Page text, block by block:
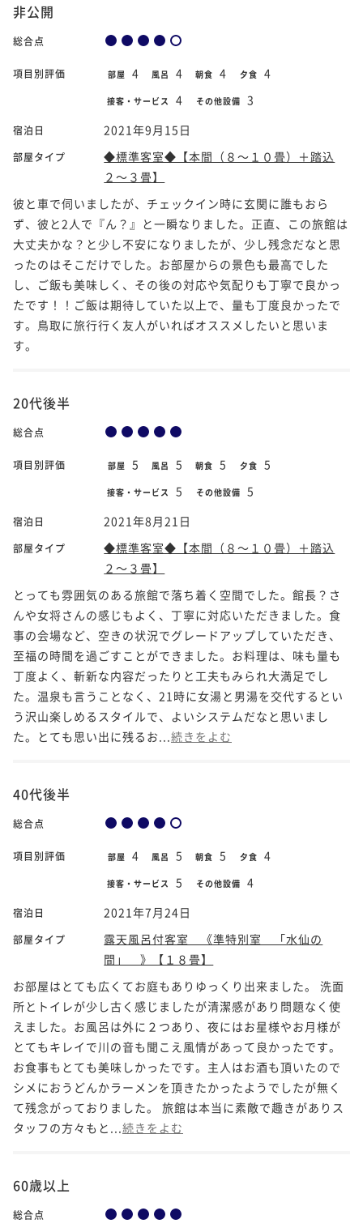
非公開
総合点
項目別評価 部屋 4 風呂 4 朝食 4 夕食 4
接客・サービス 4 その他設備 3
宿泊日 2021年9月15日
部屋タイプ
◆標準客室◆【本間（８～１０畳）＋踏込
２～３畳】
彼と車で伺いましたが、チェックイン時に玄関に誰もおら
ず、彼と2人で『ん？』と一瞬なりました。正直、この旅館は
大丈夫かな？と少し不安になりましたが、少し残念だなと思
ったのはそこだけでした。お部屋からの景色も最高でした
し、ご飯も美味しく、その後の対応や気配りも丁寧で良かっ
たです！！ご飯は期待していた以上で、量も丁度良かったで
す。鳥取に旅行行く友人がいればオススメしたいと思いま
す。
20代後半
総合点
項目別評価 部屋 5 風呂 5 朝食 5 夕食 5
接客・サービス 5 その他設備 5
宿泊日 2021年8月21日
部屋タイプ
◆標準客室◆【本間（８～１０畳）＋踏込
２～３畳】
とっても雰囲気のある旅館で落ち着く空間でした。館長？さ
んや女将さんの感じもよく、丁寧に対応いただきました。食
事の会場など、空きの状況でグレードアップしていただき、
至福の時間を過ごすことができました。お料理は、味も量も
丁度よく、斬新な内容だったりと工夫もみられ大満足でし
た。温泉も言うことなく、21時に女湯と男湯を交代するとい
う沢山楽しめるスタイルで、よいシステムだなと思いまし
た。とても思い出に残るお... 続きをよむ
40代後半
総合点
項目別評価 部屋 4 風呂 5 朝食 5 夕食 4
接客・サービス 5 その他設備 4
宿泊日 2021年7月24日
部屋タイプ
露天風呂付客室 《準特別室 「水仙の
間」 》【１８畳】
お部屋はとても広くてお庭もありゆっくり出来ました。 洗面
所とトイレが少し古く感じましたが清潔感があり問題なく使
えました。お風呂は外に２つあり、夜にはお星様やお月様が
とてもキレイで川の音も聞こえ風情があって良かったです。
お食事もとても美味しかったです。主人はお酒も頂いたので
シメにおうどんかラーメンを頂きたかったようでしたが無く
て残念がっておりました。 旅館は本当に素敵で趣きがありス
タッフの方々もと... 続きをよむ
60歳以上
総合点